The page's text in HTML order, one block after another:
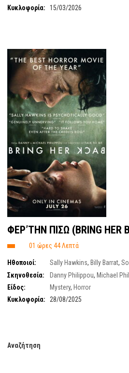
Κυκλοφορία: 15/03/2026
ΦΕΡ’ΤΗΝ ΠΙΣΩ (BRING HER
01 ώρες 44 Λεπτά
Ηθοποιοί: Sally Hawkins, Billy Barrat,
Phillips,Sally-Anne Upton,Stephen Phillips
Σκηνοθεσία: Danny Philippou, Michael
Είδος:
Mystery, Horror
Κυκλοφορία:
28/08/2025
Αναζήτηση